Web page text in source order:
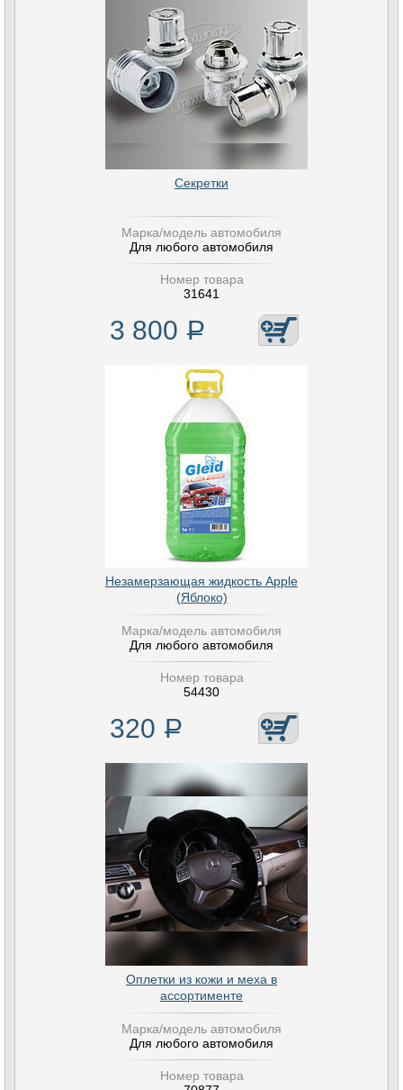
Секретки
Марка/модель автомобиля
Для любого автомобиля
Номер товара
31641
3 800 Р
Незамерзающая жидкость Apple
(Яблоко)
Марка/модель автомобиля
Для любого автомобиля
Номер товара
54430
320 Р
Оплетки из кожи и меха в
ассортименте
Марка/модель автомобиля
Для любого автомобиля
Номер товара